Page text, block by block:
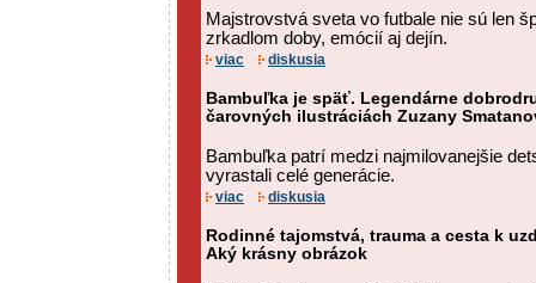
Majstrovstvá sveta vo futbale nie sú len
zrkadlom doby, emócií aj dejín.
viac diskusia
Bambuľka je späť. Legendárne
čarovných ilustráciách Zuzany
Bambuľka patrí medzi najmilovanejšie
vyrastali celé generácie.
viac diskusia
Rodinné tajomstvá, trauma a cesta k
Aký krásny obrázok